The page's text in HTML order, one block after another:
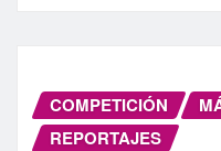
COMPETICIÓN
REPORTAJES